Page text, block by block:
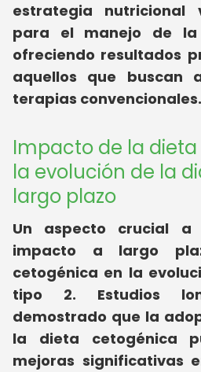
estrategia nutricional
para el manejo de
ofreciendo resultados
aquellos que buscan
terapias convencionales.
Impacto de la
la evolución de la
largo plazo
Un aspecto crucial a
impacto a largo
cetogénica en la
tipo 2. Estudios
demostrado que la
la dieta cetogénica
mejoras significativas